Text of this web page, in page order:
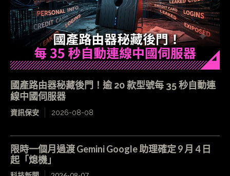
國產路由器秘藏後門！逾 20 款型號每 35 秒自動連
線中國伺服器
資訊保安 2026-08-08
限時一個月過渡 Gemini Google 助理確定 9 月 4 日
起「熄機」